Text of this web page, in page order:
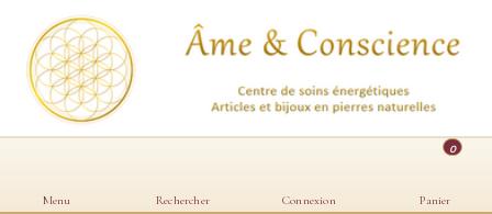
Menu Rechercher Connexion
0
Panier